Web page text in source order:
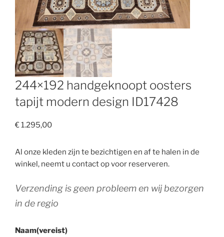
244×192 handgeknoopt oosters
tapijt modern design ID17428
€1.295,00
Al onze kleden zijn te bezichtigen en af te halen in de
winkel, neemt u contact op voor reserveren.
Verzending is geen probleem en wij bezorgen
in de regio
Naam(vereist)